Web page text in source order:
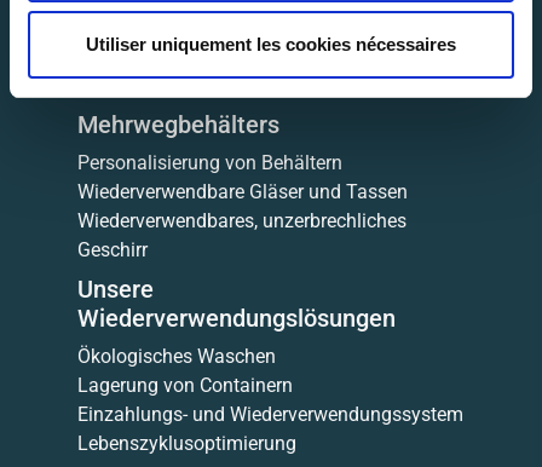
Utiliser uniquement les cookies nécessaires
Firmen
Gewerbliches Catering
Mehrwegbehälters
Personalisierung von Behältern
Wiederverwendbare Gläser und Tassen
Wiederverwendbares, unzerbrechliches
Geschirr
Unsere
Wiederverwendungslösungen
Ökologisches Waschen
Lagerung von Containern
Einzahlungs- und Wiederverwendungssystem
Lebenszyklusoptimierung